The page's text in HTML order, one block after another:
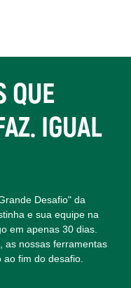
QUE
IGUAL
Desafio" da
e sua equipe na
em apenas 30 dias.
as nossas ferramentas
fim do desafio.